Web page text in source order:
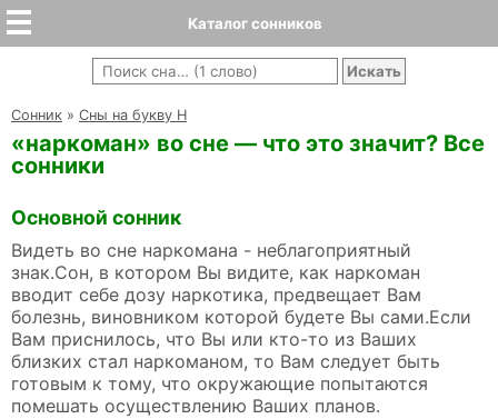
Каталог сонников
Cонник » Сны на букву Н
«наркоман» во сне — что это значит? Все
сонники
Основной сонник
Видеть во сне наркомана - неблагоприятный
знак.Сон, в котором Вы видите, как наркоман
вводит себе дозу наркотика, предвещает Вам
болезнь, виновником которой будете Вы сами.Если
Вам приснилось, что Вы или кто-то из Ваших
близких стал наркоманом, то Вам следует быть
готовым к тому, что окружающие попытаются
помешать осуществлению Ваших планов.